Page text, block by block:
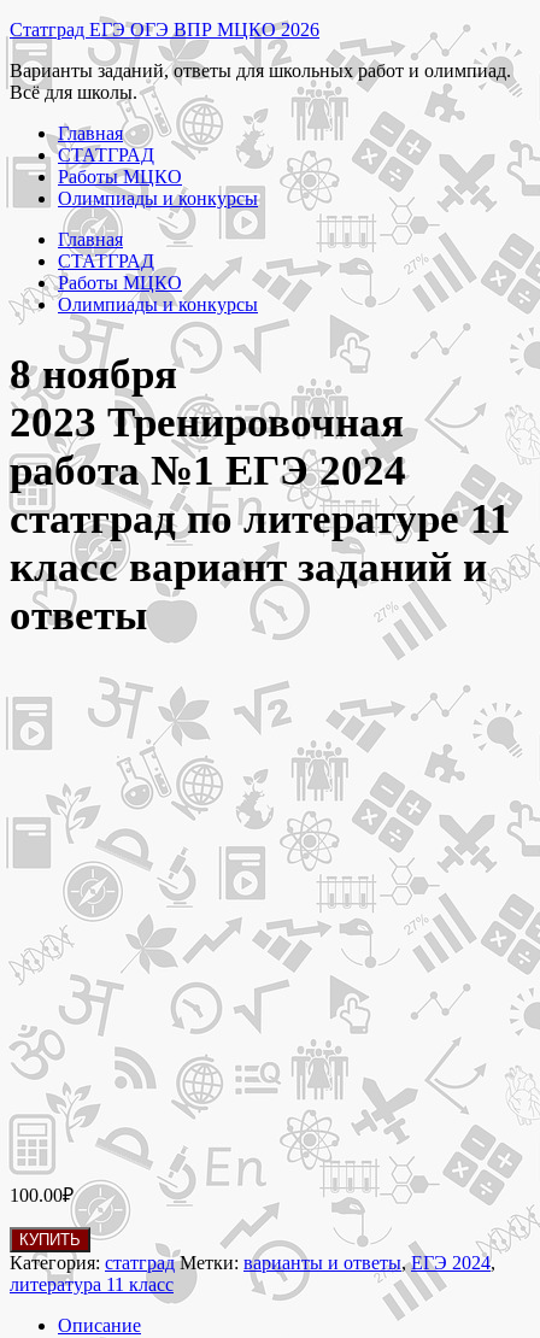
Перейти
к
содержимому
Статград ЕГЭ ОГЭ ВПР МЦКО 2026
Варианты заданий, ответы для школьных работ и олимпиад.
Всё для школы.
Главная
СТАТГРАД
Работы МЦКО
Олимпиады и конкурсы
Главная
СТАТГРАД
Работы МЦКО
Олимпиады и конкурсы
8 ноября
2023 Тренировочная
работа №1 ЕГЭ 2024
статград по литературе 11
класс вариант заданий и
ответы
100.00₽
Количество
товара
8
ноября
2023 Тренировочная
КУПИТЬ
Категория: статград Метки: варианты и ответы,ЕГЭ 2024,
литература 11 класс
Описание